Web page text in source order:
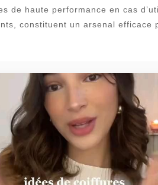
de haute performance en cas
constituent un arsenal efficace